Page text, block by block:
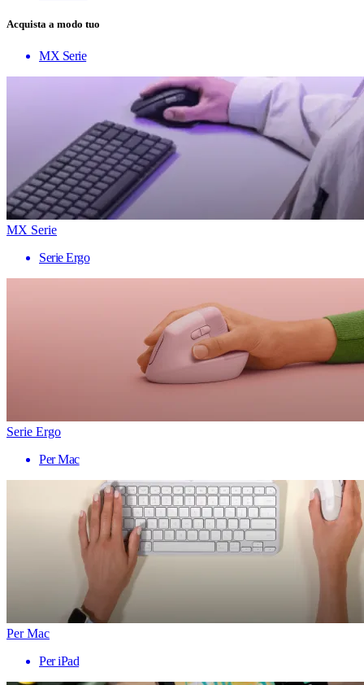
Acquista a modo tuo
MX Serie
MX Serie
Serie Ergo
Serie Ergo
Per Mac
Per Mac
Per iPad